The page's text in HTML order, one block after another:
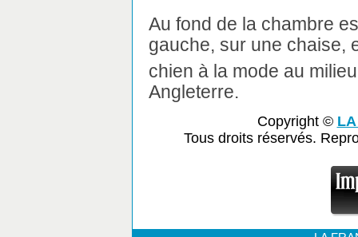
Au fond de la chambre
gauche, sur une chaise,
chien à la mode au
Angleterre.
Copyright ©
Tous droits réservés.